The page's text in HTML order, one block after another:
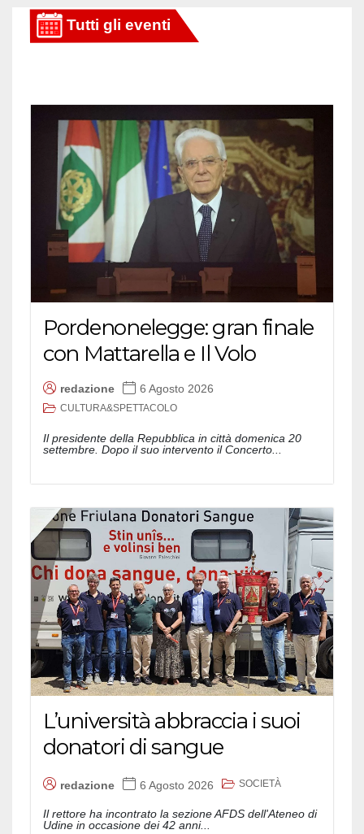
Pordenonelegge: gran finale
con Mattarella e Il Volo
redazione 6 Agosto 2026
CULTURA&SPETTACOLO
Il presidente della Repubblica in città domenica 20
settembre. Dopo il suo intervento il Concerto...
L’università abbraccia i suoi
donatori di sangue
redazione 6 Agosto 2026 SOCIETÀ
Il rettore ha incontrato la sezione AFDS dell'Ateneo di
Udine in occasione dei 42 anni...